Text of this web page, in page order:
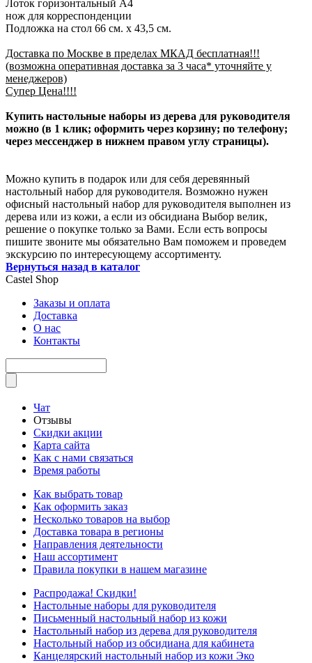
Лоток горизонтальный А4
нож для корреспонденции
Подложка на стол 66 см. x 43,5 см.
Доставка по Москве в пределах МКАД бесплатная!!!
(возможна оперативная доставка за 3 часа* уточняйте у
менеджеров)
Супер Цена!!!!
Купить настольные наборы из дерева для руководителя
можно (в 1 клик; оформить через корзину; по телефону;
через мессенджер в нижнем правом углу страницы).
Можно купить в подарок или для себя деревянный
настольный набор для руководителя. Возможно нужен
офисный настольный набор для руководителя выполнен из
дерева или из кожи, а если из обсидиана Выбор велик,
решение о покупке только за Вами. Если есть вопросы
пишите звоните мы обязательно Вам поможем и проведем
экскурсию по интересующему ассортименту.
Вернуться назад в каталог
Castel Shop
Заказы и оплата
Доставка
О нас
Контакты
Чат
Отзывы
Скидки акции
Карта сайта
Как с нами связаться
Время работы
Как выбрать товар
Как оформить заказ
Несколько товаров на выбор
Доставка товара в регионы
Направления деятельности
Наш ассортимент
Правила покупки в нашем магазине
Распродажа! Скидки!
Настольные наборы для руководителя
Письменный настольный набор из кожи
Настольный набор из дерева для руководителя
Настольный набор из обсидиана для кабинета
Канцелярский настольный набор из кожи Эко